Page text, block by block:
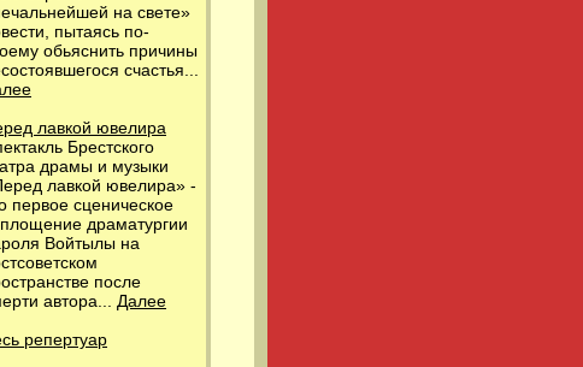
на свете»
пытаясь по-
обьяснить причины
счастья...
лавкой ювелира
Брестского
драмы и музыки
лавкой ювелира» -
первое сценическое
драматургии
Войтылы на
после
автора... Далее
репертуар